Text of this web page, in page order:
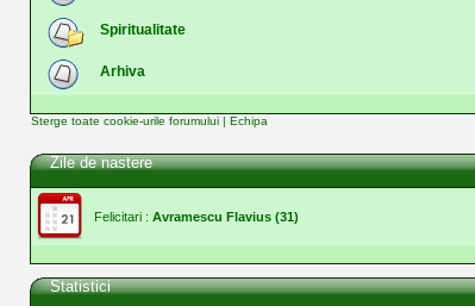
Spiritualitate
Arhiva
Sterge toate cookie-urile forumului | Echipa
Zile de nastere
Felicitari : Avramescu Flavius (31)
Statistici